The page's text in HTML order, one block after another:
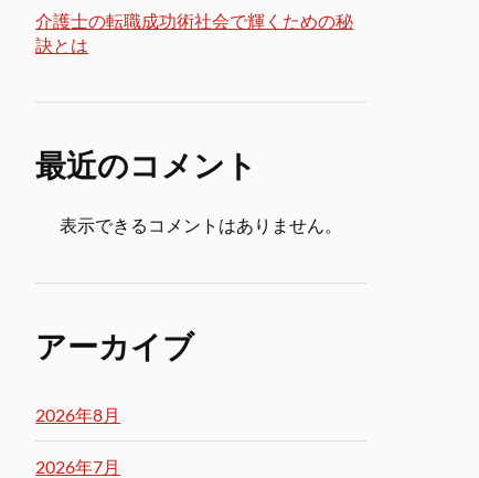
介護士の転職成功術社会で輝くための秘
訣とは
最近のコメント
表示できるコメントはありません。
アーカイブ
2026年8月
2026年7月